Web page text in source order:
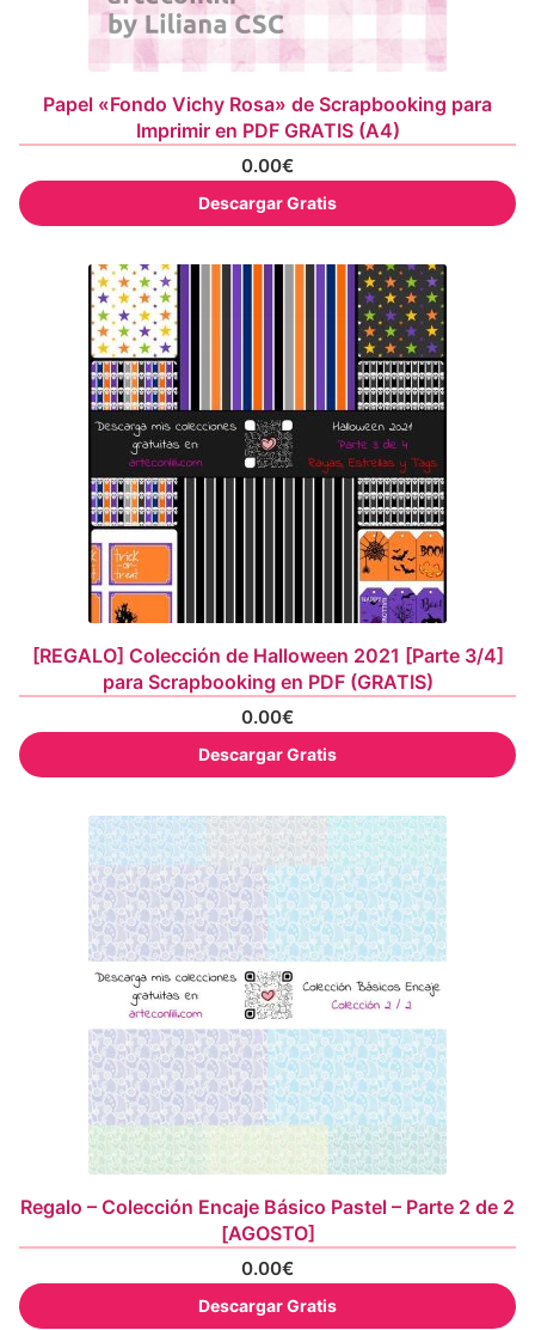
Papel «Fondo Vichy Rosa» de Scrapbooking para
Imprimir en PDF GRATIS (A4)
0.00€
Descargar Gratis
[REGALO] Colección de Halloween 2021 [Parte 3/4]
para Scrapbooking en PDF (GRATIS)
0.00€
Descargar Gratis
Regalo – Colección Encaje Básico Pastel – Parte 2 de 2
[AGOSTO]
0.00€
Descargar Gratis